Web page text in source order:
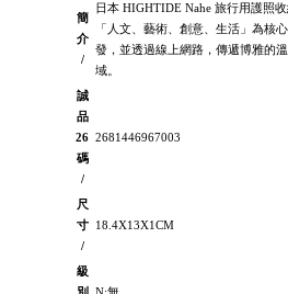
簡
介
/
日本 HIGHTIDE Nahe 旅行用護照
「人文、藝術、創意、生活」為核
發，並透過線上網路，傳遞博雅的
域。
誠
品
26
碼
/
2681446967003
尺
寸
/
18.4X13X1CM
級